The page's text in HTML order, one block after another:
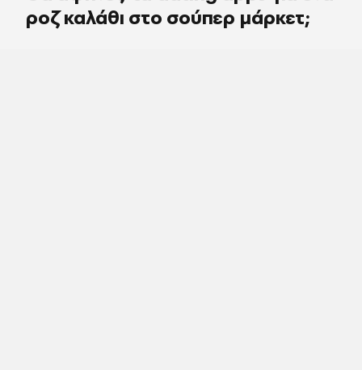
ροζ καλάθι στο σούπερ μάρκετ;